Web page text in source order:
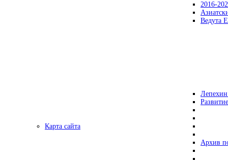
2016-
Ведута
Карта сайта
Архив